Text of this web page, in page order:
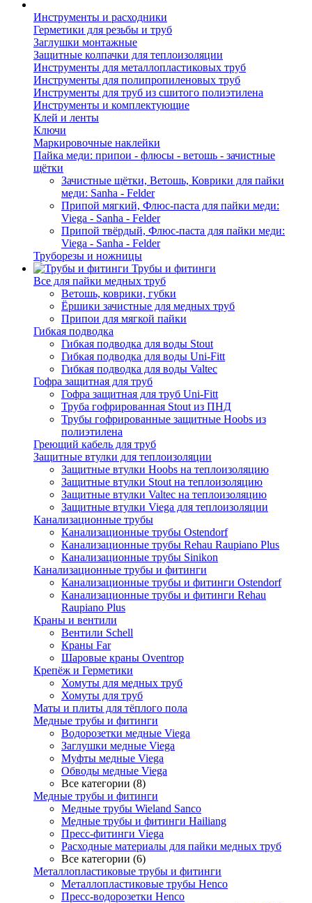
Инструменты и расходники
Герметики для резьбы и труб
Заглушки монтажные
Защитные колпачки для теплоизоляции
Инструменты для металлопластиковых труб
Инструменты для полипропиленовых труб
Инструменты для труб из сшитого полиэтилена
Инструменты и комплектующие
Клей и ленты
Ключи
Маркировочные наклейки
Пайка меди: припои - флюсы - ветошь - зачистные
щётки
Зачистные щётки, Ветошь, Коврики для пайки
меди: Sanha - Felder
Припой мягкий, Флюс-паста для пайки меди:
Viega - Sanha - Felder
Припой твёрдый, Флюс-паста для пайки меди:
Viega - Sanha - Felder
Труборезы и ножницы
Трубы и фитинги
Все для пайки медных труб
Ветошь, коврики, губки
Ёршики зачистные для медных труб
Припои для мягкой пайки
Гибкая подводка
Гибкая подводка для воды Stout
Гибкая подводка для воды Uni-Fitt
Гибкая подводка для воды Valtec
Гофра защитная для труб
Гофра защитная для труб Uni-Fitt
Труба гофрированная Stout из ПНД
Трубы гофрированные защитные Hoobs из
полиэтилена
Греющий кабель для труб
Защитные втулки для теплоизоляции
Защитные втулки Hoobs на теплоизоляцию
Защитные втулки Stout на теплоизоляцию
Защитные втулки Valtec на теплоизоляцию
Защитные втулки Viega для теплоизоляции
Канализационные трубы
Канализационные трубы Ostendorf
Канализационные трубы Rehau Raupiano Plus
Канализационные трубы Sinikon
Канализационные трубы и фитинги
Канализационные трубы и фитинги Ostendorf
Канализационные трубы и фитинги Rehau
Raupiano Plus
Краны и вентили
Вентили Schell
Краны Far
Шаровые краны Oventrop
Крепёж и Герметики
Хомуты для медных труб
Хомуты для труб
Маты и плиты для тёплого пола
Медные трубы и фитинги
Водорозетки медные Viega
Заглушки медные Viega
Муфты медные Viega
Обводы медные Viega
Все категории (8)
Медные трубы и фитинги
Медные трубы Wieland Sanco
Медные трубы и фитинги Hailiang
Пресс-фитинги Viega
Расходные материалы для пайки медных труб
Все категории (6)
Металлопластиковые трубы и фитинги
Металлопластиковые трубы Henco
Пресс-водорозетки Henco